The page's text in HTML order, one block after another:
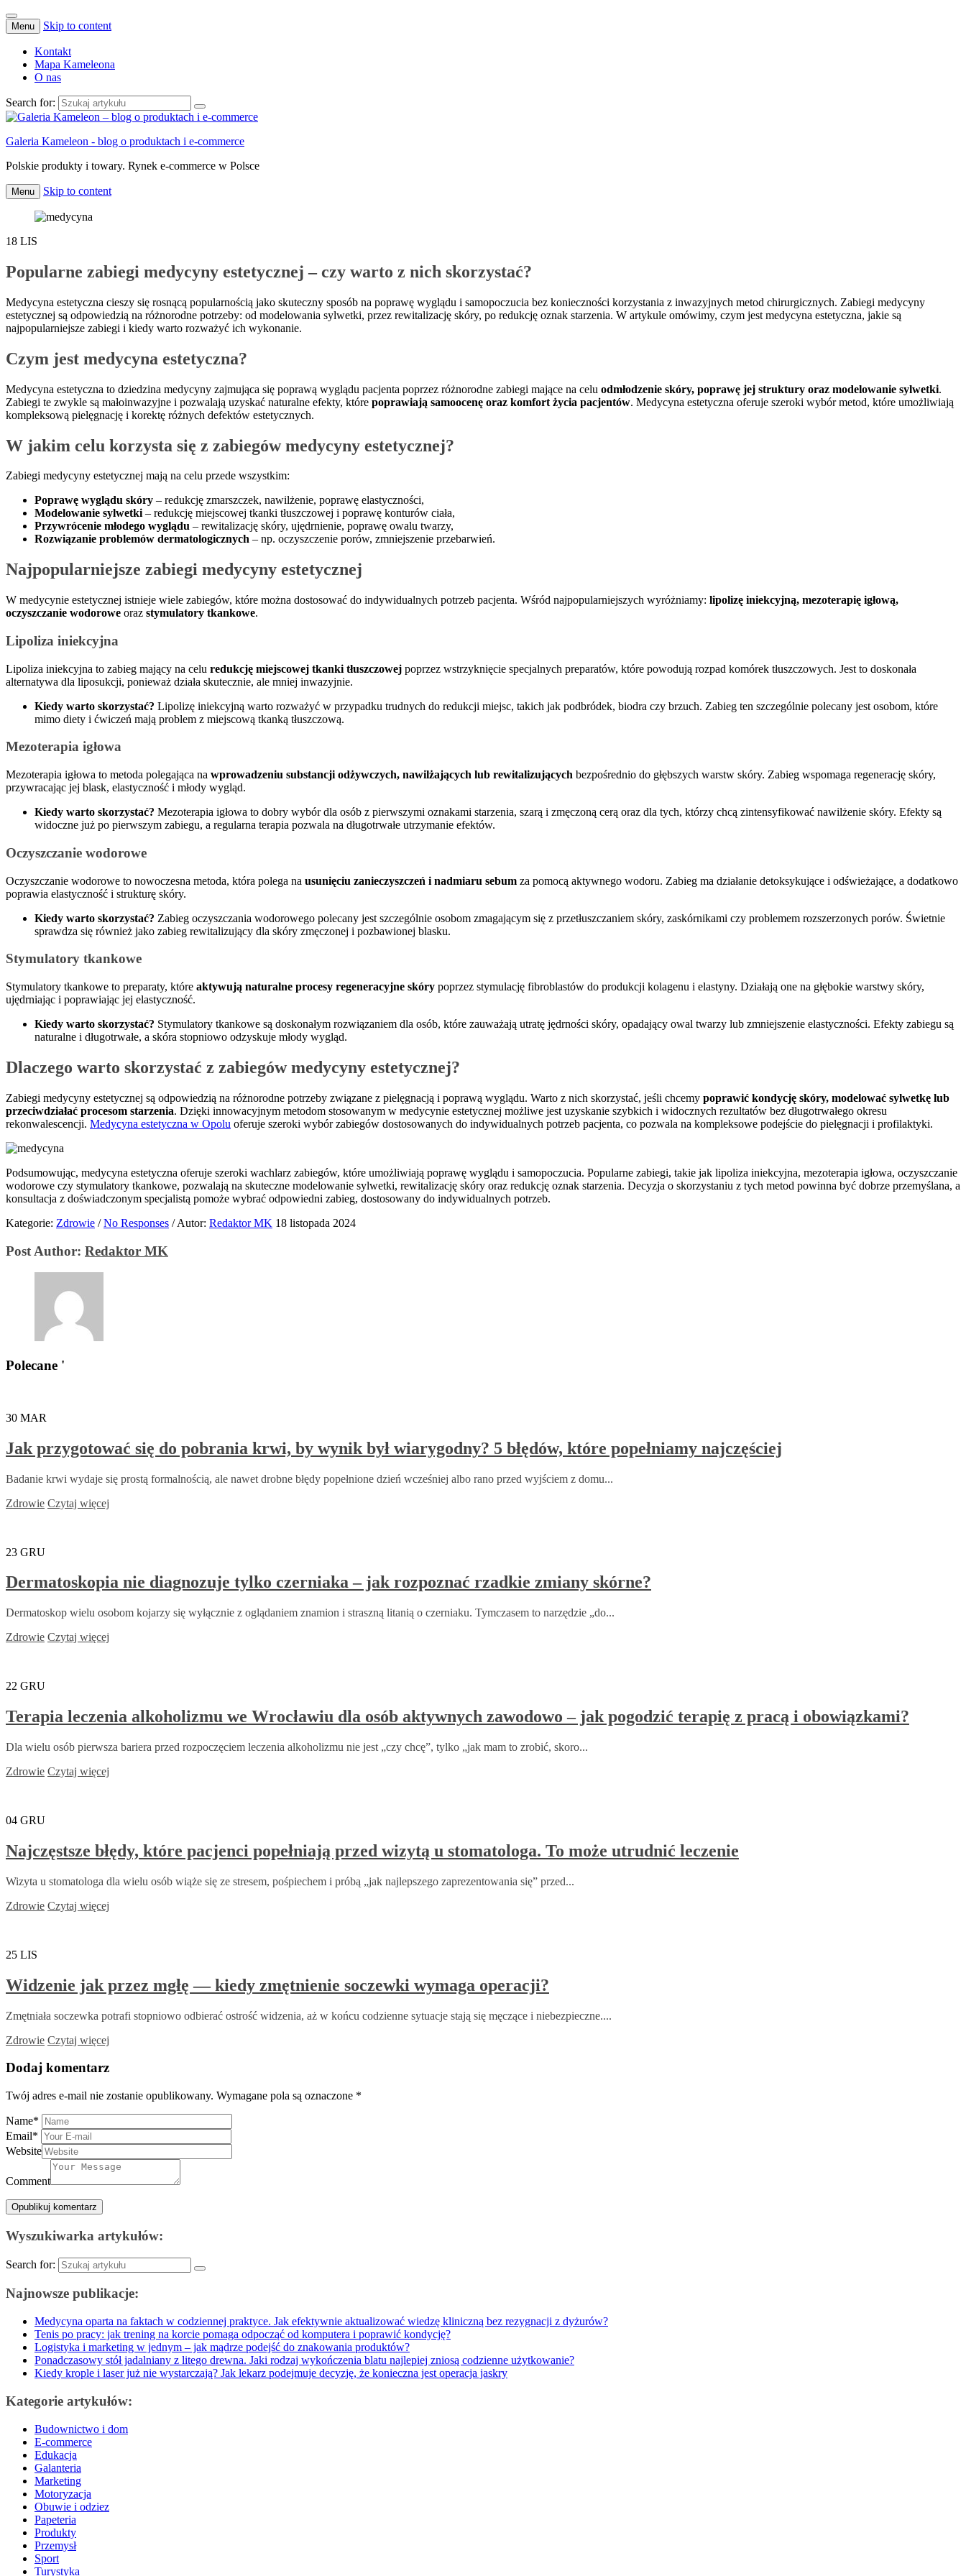
Menu Skip to content
Kontakt
Mapa Kameleona
O nas
Search for:
Galeria Kameleon - blog o produktach i e-commerce
Polskie produkty i towary. Rynek e-commerce w Polsce
Menu Skip to content
18 LIS
Popularne zabiegi medycyny estetycznej – czy warto z nich skorzystać?
Medycyna estetyczna cieszy się rosnącą popularnością jako skuteczny sposób na poprawę wyglądu i samopoczucia bez konieczności korzystania z inwazyjnych metod chirurgicznych. Zabiegi medycyny
estetycznej są odpowiedzią na różnorodne potrzeby: od modelowania sylwetki, przez rewitalizację skóry, po redukcję oznak starzenia. W artykule omówimy, czym jest medycyna estetyczna, jakie są
najpopularniejsze zabiegi i kiedy warto rozważyć ich wykonanie.
Czym jest medycyna estetyczna?
Medycyna estetyczna to dziedzina medycyny zajmująca się poprawą wyglądu pacjenta poprzez różnorodne zabiegi mające na celu odmłodzenie skóry, poprawę jej struktury oraz modelowanie sylwetki.
Zabiegi te zwykle są małoinwazyjne i pozwalają uzyskać naturalne efekty, które poprawiają samoocenę oraz komfort życia pacjentów. Medycyna estetyczna oferuje szeroki wybór metod, które umożliwiają
kompleksową pielęgnację i korektę różnych defektów estetycznych.
W jakim celu korzysta się z zabiegów medycyny estetycznej?
Zabiegi medycyny estetycznej mają na celu przede wszystkim:
Poprawę wyglądu skóry – redukcję zmarszczek, nawilżenie, poprawę elastyczności,
Modelowanie sylwetki– redukcję miejscowej tkanki tłuszczowej i poprawę konturów ciała,
Przywrócenie młodego wyglądu – rewitalizację skóry, ujędrnienie, poprawę owalu twarzy,
Rozwiązanie problemów dermatologicznych – np. oczyszczenie porów, zmniejszenie przebarwień.
Najpopularniejsze zabiegi medycyny estetycznej
W medycynie estetycznej istnieje wiele zabiegów, które można dostosować do indywidualnych potrzeb pacjenta. Wśród najpopularniejszych wyróżniamy: lipolizę iniekcyjną, mezoterapię igłową,
oczyszczanie wodorowe oraz stymulatory tkankowe.
Lipoliza iniekcyjna
Lipoliza iniekcyjna to zabieg mający na celu redukcję miejscowej tkanki tłuszczowej poprzez wstrzyknięcie specjalnych preparatów, które powodują rozpad komórek tłuszczowych. Jest to doskonała
alternatywa dla liposukcji, ponieważ działa skutecznie, ale mniej inwazyjnie.
Kiedy warto skorzystać? Lipolizę iniekcyjną warto rozważyć w przypadku trudnych do redukcji miejsc, takich jak podbródek, biodra czy brzuch. Zabieg ten szczególnie polecany jest osobom, które
mimo diety i ćwiczeń mają problem z miejscową tkanką tłuszczową.
Mezoterapia igłowa
Mezoterapia igłowa to metoda polegająca na wprowadzeniu substancji odżywczych, nawilżających lub rewitalizujących bezpośrednio do głębszych warstw skóry. Zabieg wspomaga regenerację skóry,
przywracając jej blask, elastyczność i młody wygląd.
Kiedy warto skorzystać? Mezoterapia igłowa to dobry wybór dla osób z pierwszymi oznakami starzenia, szarą i zmęczoną cerą oraz dla tych, którzy chcą zintensyfikować nawilżenie skóry. Efekty są
widoczne już po pierwszym zabiegu, a regularna terapia pozwala na długotrwałe utrzymanie efektów.
Oczyszczanie wodorowe
Oczyszczanie wodorowe to nowoczesna metoda, która polega na usunięciu zanieczyszczeń i nadmiaru sebum za pomocą aktywnego wodoru. Zabieg ma działanie detoksykujące i odświeżające, a dodatkowo
poprawia elastyczność i strukturę skóry.
Kiedy warto skorzystać? Zabieg oczyszczania wodorowego polecany jest szczególnie osobom zmagającym się z przetłuszczaniem skóry, zaskórnikami czy problemem rozszerzonych porów. Świetnie
sprawdza się również jako zabieg rewitalizujący dla skóry zmęczonej i pozbawionej blasku.
Stymulatory tkankowe
Stymulatory tkankowe to preparaty, które aktywują naturalne procesy regeneracyjne skóry poprzez stymulację fibroblastów do produkcji kolagenu i elastyny. Działają one na głębokie warstwy skóry,
ujędrniając i poprawiając jej elastyczność.
Kiedy warto skorzystać? Stymulatory tkankowe są doskonałym rozwiązaniem dla osób, które zauważają utratę jędrności skóry, opadający owal twarzy lub zmniejszenie elastyczności. Efekty zabiegu są
naturalne i długotrwałe, a skóra stopniowo odzyskuje młody wygląd.
Dlaczego warto skorzystać z zabiegów medycyny estetycznej?
Zabiegi medycyny estetycznej są odpowiedzią na różnorodne potrzeby związane z pielęgnacją i poprawą wyglądu. Warto z nich skorzystać, jeśli chcemy poprawić kondycję skóry, modelować sylwetkę lub
przeciwdziałać procesom starzenia. Dzięki innowacyjnym metodom stosowanym w medycynie estetycznej możliwe jest uzyskanie szybkich i widocznych rezultatów bez długotrwałego okresu
rekonwalescencji. Medycyna estetyczna w Opolu oferuje szeroki wybór zabiegów dostosowanych do indywidualnych potrzeb pacjenta, co pozwala na kompleksowe podejście do pielęgnacji i profilaktyki.
Podsumowując, medycyna estetyczna oferuje szeroki wachlarz zabiegów, które umożliwiają poprawę wyglądu i samopoczucia. Popularne zabiegi, takie jak lipoliza iniekcyjna, mezoterapia igłowa, oczyszczanie
wodorowe czy stymulatory tkankowe, pozwalają na skuteczne modelowanie sylwetki, rewitalizację skóry oraz redukcję oznak starzenia. Decyzja o skorzystaniu z tych metod powinna być dobrze przemyślana, a
konsultacja z doświadczonym specjalistą pomoże wybrać odpowiedni zabieg, dostosowany do indywidualnych potrzeb.
Kategorie: Zdrowie / No Responses /Autor: Redaktor MK 18 listopada 2024
Post Author: Redaktor MK
Polecane '
30 MAR
Jak przygotować się do pobrania krwi, by wynik był wiarygodny? 5 błędów, które popełniamy najczęściej
Badanie krwi wydaje się prostą formalnością, ale nawet drobne błędy popełnione dzień wcześniej albo rano przed wyjściem z domu...
Zdrowie Czytaj więcej
23 GRU
Dermatoskopia nie diagnozuje tylko czerniaka – jak rozpoznać rzadkie zmiany skórne?
Dermatoskop wielu osobom kojarzy się wyłącznie z oglądaniem znamion i straszną litanią o czerniaku. Tymczasem to narzędzie „do...
Zdrowie Czytaj więcej
22 GRU
Terapia leczenia alkoholizmu we Wrocławiu dla osób aktywnych zawodowo – jak pogodzić terapię z pracą i obowiązkami?
Dla wielu osób pierwsza bariera przed rozpoczęciem leczenia alkoholizmu nie jest „czy chcę”, tylko „jak mam to zrobić, skoro...
Zdrowie Czytaj więcej
04 GRU
Najczęstsze błędy, które pacjenci popełniają przed wizytą u stomatologa. To może utrudnić leczenie
Wizyta u stomatologa dla wielu osób wiąże się ze stresem, pośpiechem i próbą „jak najlepszego zaprezentowania się” przed...
Zdrowie Czytaj więcej
25 LIS
Widzenie jak przez mgłę — kiedy zmętnienie soczewki wymaga operacji?
Zmętniała soczewka potrafi stopniowo odbierać ostrość widzenia, aż w końcu codzienne sytuacje stają się męczące i niebezpieczne....
Zdrowie Czytaj więcej
Dodaj komentarz
Twój adres e-mail nie zostanie opublikowany. Wymagane pola są oznaczone *
Name*
Email*
Website
Comment
Wyszukiwarka artykułów:
Search for:
Najnowsze publikacje:
Medycyna oparta na faktach w codziennej praktyce. Jak efektywnie aktualizować wiedzę kliniczną bez rezygnacji z dyżurów?
Tenis po pracy: jak trening na korcie pomaga odpocząć od komputera i poprawić kondycję?
Logistyka i marketing w jednym – jak mądrze podejść do znakowania produktów?
Ponadczasowy stół jadalniany z litego drewna. Jaki rodzaj wykończenia blatu najlepiej zniosą codzienne użytkowanie?
Kiedy krople i laser już nie wystarczają? Jak lekarz podejmuje decyzję, że konieczna jest operacja jaskry
Kategorie artykułów:
Budownictwo i dom
E-commerce
Edukacja
Galanteria
Marketing
Motoryzacja
Obuwie i odziez
Papeteria
Produkty
Przemysł
Sport
Turystyka